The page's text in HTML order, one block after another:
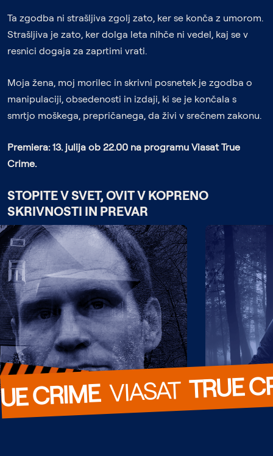
Ta zgodba ni strašljiva zgolj zato, ker se konča z umorom.
Strašljiva je zato, ker dolga leta nihče ni vedel, kaj se v
resnici dogaja za zaprtimi vrati.
Moja žena, moj morilec in skrivni posnetek je zgodba o
manipulaciji, obsedenosti in izdaji, ki se je končala s
smrtjo moškega, prepričanega, da živi v srečnem zakonu.
Premiera: 13. julija ob 22.00 na programu Viasat True
Crime.
STOPITE V SVET, OVIT V KOPRENO
SKRIVNOSTI IN PREVAR
CRIME VIASAT TRUE